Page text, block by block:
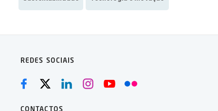
REDES SOCIAIS
CONTACTOS